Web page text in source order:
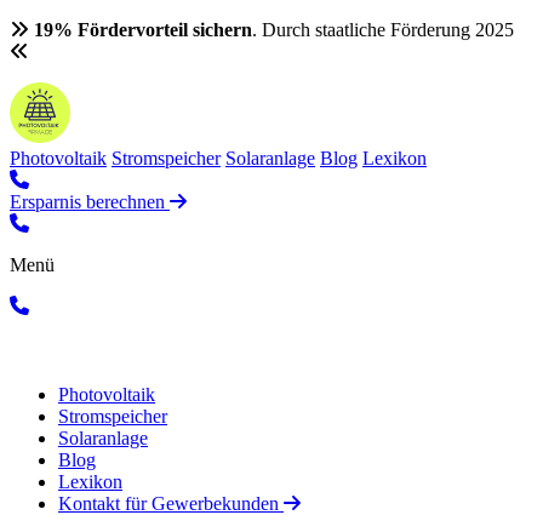
19% Fördervorteil sichern. Durch staatliche Förderung 2025
Photovoltaik Stromspeicher Solaranlage Blog Lexikon
Ersparnis berechnen
Menü
Photovoltaik
Stromspeicher
Solaranlage
Blog
Lexikon
Kontakt für Gewerbekunden